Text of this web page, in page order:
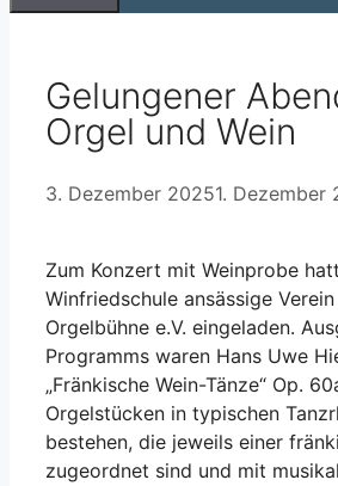
Gelungener
Orgel und Wein
3. Dezember 20251. Dezember
Zum Konzert mit Weinprobe
Winfriedschule ansässige
Orgelbühne e.V. eingeladen.
Programms waren Hans Uwe
„Fränkische Wein-Tänze“ Op.
Orgelstücken in typischen
bestehen, die jeweils einer
zugeordnet sind und mit